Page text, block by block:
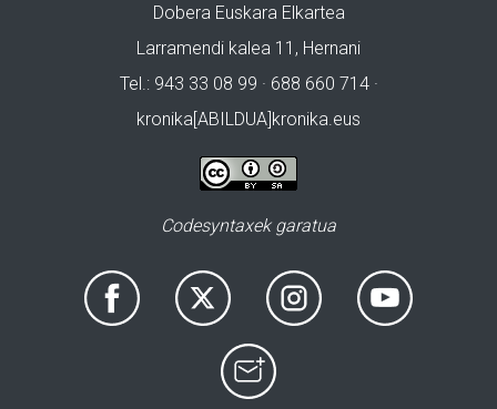
Dobera Euskara Elkartea
Larramendi kalea 11, Hernani
Tel.: 943 33 08 99 · 688 660 714 ·
kronika[ABILDUA]kronika.eus
Codesyntaxek garatua